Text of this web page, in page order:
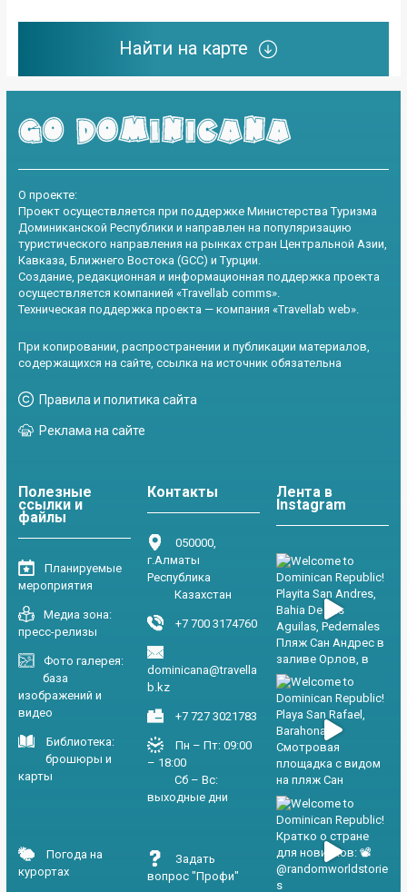
Найти на карте
О проекте:
Проект осуществляется при поддержке Министерства Туризма
Доминиканской Республики и направлен на популяризацию
туристического направления на рынках стран Центральной Азии,
Кавказа, Ближнего Востока (GCC) и Турции.
Создание, редакционная и информационная поддержка проекта
осуществляется компанией «Travellab comms».
Техническая поддержка проекта — компания «Travellab web».
При копировании, распространении и публикации материалов,
содержащихся на сайте, ссылка на источник обязательна
Правила и политика сайта
Реклама на сайте
Полезные
ссылки и
файлы
Планируемые
мероприятия
Медиа зона:
пресс-релизы
Фото галерея:
база
изображений и
видео
Библиотека:
брошюры и
карты
Погода на
курортах
Контакты
050000,
г.Алматы
Республика
Казахстан
+7 700 3174760
dominicana@travella
b.kz
+7 727 3021783
Пн – Пт: 09:00
– 18:00
Сб – Вс:
выходные дни
Задать
вопрос "Профи"
Лента в
Instagram